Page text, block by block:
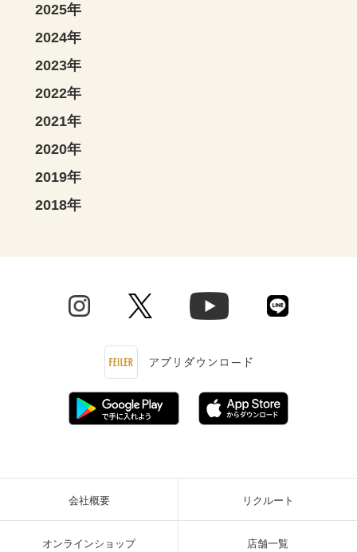
2025年
2024年
2023年
2022年
2021年
2020年
2019年
2018年
会社概要 リクルート
オンラインショップ 店舗一覧